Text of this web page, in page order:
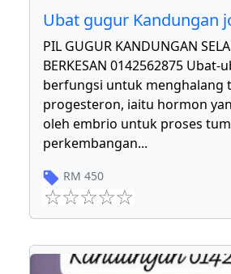
Ubat gugur Kandungan
PIL GUGUR KANDUNGAN
BERKESAN 0142562875 Ubat-
berfungsi untuk menghalang
progesteron, iaitu hormon
oleh embrio untuk proses
perkembangan...
RM 450